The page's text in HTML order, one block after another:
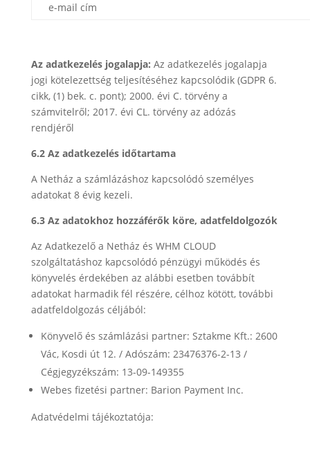
e-mail cím
Az adatkezelés jogalapja: Az adatkezelés jogalapja
jogi kötelezettség teljesítéséhez kapcsolódik (GDPR 6.
cikk, (1) bek. c. pont); 2000. évi C. törvény a
számvitelről; 2017. évi CL. törvény az adózás
rendjéről
6.2 Az adatkezelés időtartama
A Netház a számlázáshoz kapcsolódó személyes
adatokat 8 évig kezeli.
6.3 Az adatokhoz hozzáférők köre, adatfeldolgozók
Az Adatkezelő a Netház és WHM CLOUD
szolgáltatáshoz kapcsolódó pénzügyi működés és
könyvelés érdekében az alábbi esetben továbbít
adatokat harmadik fél részére, célhoz kötött, további
adatfeldolgozás céljából:
Könyvelő és számlázási partner: Sztakme Kft.: 2600
Vác, Kosdi út 12. / Adószám: 23476376-2-13 /
Cégjegyzékszám: 13-09-149355
Webes fizetési partner: Barion Payment Inc.
Adatvédelmi tájékoztatója: